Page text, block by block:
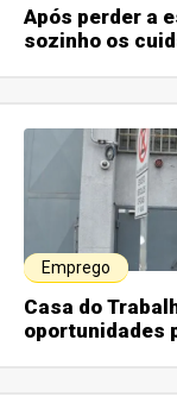
Após perder a
sozinho os
Emprego
Casa do
oportunidades